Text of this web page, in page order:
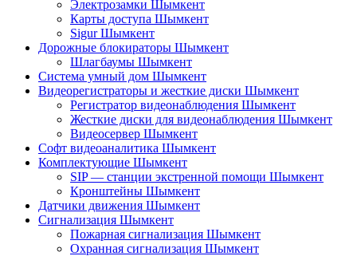
Электрозамки Шымкент
Карты доступа Шымкент
Sigur Шымкент
Дорожные блокираторы Шымкент
Шлагбаумы Шымкент
Система умный дом Шымкент
Видеорегистраторы и жесткие диски Шымкент
Регистратор видеонаблюдения Шымкент
Жесткие диски для видеонаблюдения Шымкент
Видеосервер Шымкент
Софт видеоаналитика Шымкент
Комплектующие Шымкент
SIP — станции экстренной помощи Шымкент
Кронштейны Шымкент
Датчики движения Шымкент
Сигнализация Шымкент
Пожарная сигнализация Шымкент
Охранная сигнализация Шымкент